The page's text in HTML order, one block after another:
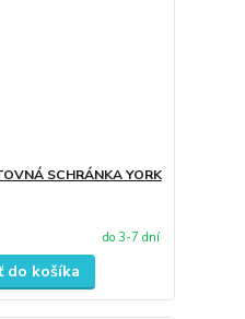
SCHRÁNKA YORK
do 3-7 dní
do košíka